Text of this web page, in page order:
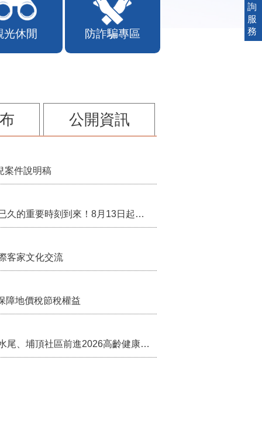
光休閒 防詐騙專區
公開資訊
案件說明稿
行政院核定西拉雅族為平埔原住民族群 盼望已久的重要時刻到來！8月13日起受理民族成員名冊登記
客家文化交流
障地價稅節稅權益
苗栗農村綠色照顧成果登上全國舞台！ 後龍水尾、埔頂社區前進2026高齡健康產業博覽會
詢
服
務